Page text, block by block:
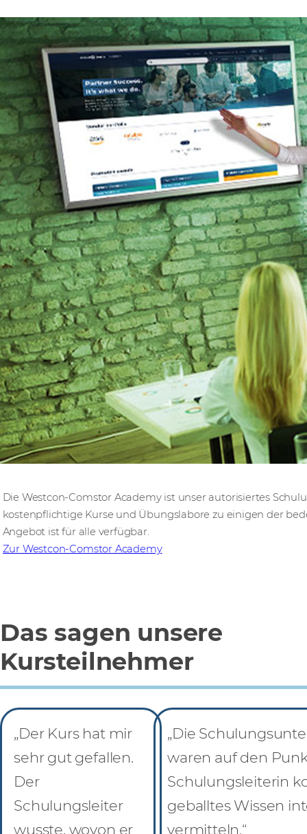
Die Westcon-Comstor Academy ist unser autorisiertes
kostenpflichtige Kurse und Übungslabore zu einigen der
Angebot ist für alle verfügbar.
Zur Westcon-Comstor Academy
Das sagen unsere
Kursteilnehmer
„Der Kurs hat mir
sehr gut gefallen.
Der
Schulungsleiter
wusste, wovon er
„Die
waren auf den
Schulungsleiterin
geballtes Wissen
vermitteln.“